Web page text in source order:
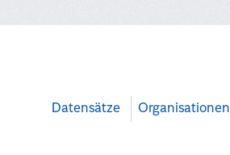
Datensätze Organisationen